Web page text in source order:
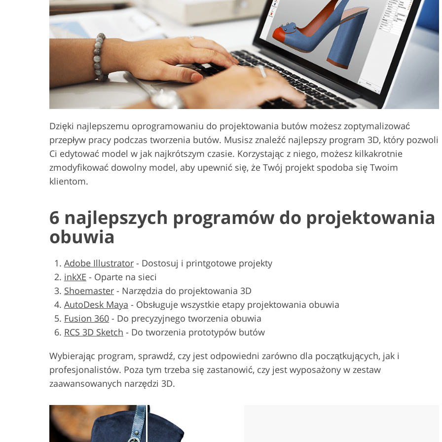
Usługi retuszu produktów Usługi retuszu biżuterii Dane Treningowe AI Usługi edycji wideo
Dzięki najlepszemu oprogramowaniu do projektowania butów możesz zoptymalizować
przepływ pracy podczas tworzenia butów. Musisz znaleźć najlepszy program 3D, który pozwoli
Ci edytować model w jak najkrótszym czasie. Korzystając z niego, możesz kilkakrotnie
zmodyfikować dowolny model, aby upewnić się, że Twój projekt spodoba się Twoim
klientom.
6 najlepszych programów do projektowania
obuwia
Adobe Illustrator - Dostosuj i printgotowe projekty
inkXE - Oparte na sieci
Shoemaster - Narzędzia do projektowania 3D
AutoDesk Maya - Obsługuje wszystkie etapy projektowania obuwia
Fusion 360 - Do precyzyjnego tworzenia obuwia
RCS 3D Sketch - Do tworzenia prototypów butów
Wybierając program, sprawdź, czy jest odpowiedni zarówno dla początkujących, jak i
profesjonalistów. Poza tym trzeba się zastanowić, czy jest wyposażony w zestaw
zaawansowanych narzędzi 3D.